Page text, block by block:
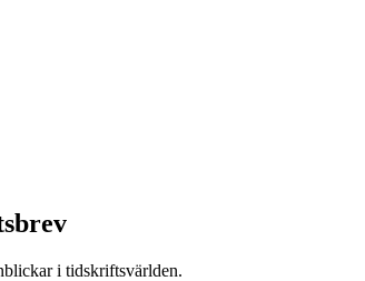
i tidskriftsvärlden.